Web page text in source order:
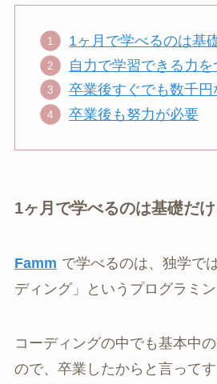
1ヶ月で学べるのは基
自力で学習できる力を
卒業後すぐでも数千円
卒業後も努力が必要
1ヶ月で学べるのは基礎だけ
Famm で学べるのは、独学で
ディング」というプログラミン
コーディングの中でも基本中
ので、卒業したからと言って